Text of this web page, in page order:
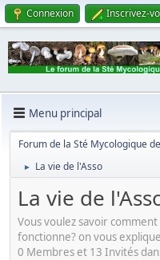
Connexion Inscrivez-
Menu principal
Forum de la Sté Mycologique
► La vie de l'Asso
La vie de
Vous voulez savoir
fonctionne? on vous
0 Membres et 13 Invités